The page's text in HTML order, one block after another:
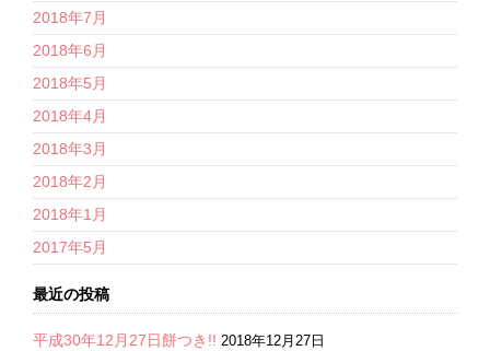
2018年7月
2018年6月
2018年5月
2018年4月
2018年3月
2018年2月
2018年1月
2017年5月
最近の投稿
平成30年12月27日餅つき!! 2018年12月27日